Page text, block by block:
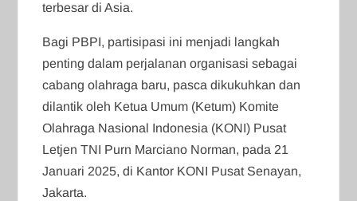
terbesar di Asia.
Bagi PBPI, partisipasi ini menjadi langkah
penting dalam perjalanan organisasi sebagai
cabang olahraga baru, pasca dikukuhkan dan
dilantik oleh Ketua Umum (Ketum) Komite
Olahraga Nasional Indonesia (KONI) Pusat
Letjen TNI Purn Marciano Norman, pada 21
Januari 2025, di Kantor KONI Pusat Senayan,
Jakarta.